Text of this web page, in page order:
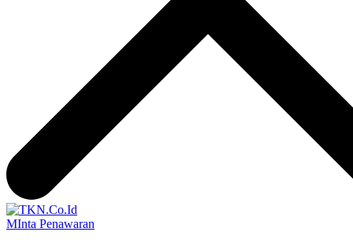
MInta Penawaran